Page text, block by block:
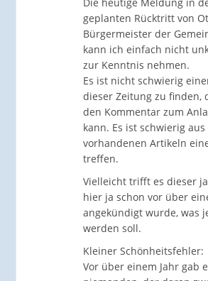
geplanten Rücktritt von
Bürgermeister der
kann ich einfach nicht
zur Kenntnis nehmen.
Es ist nicht schwierig
dieser Zeitung zu finden,
den Kommentar zum
kann. Es ist schwierig
vorhandenen Artikeln
treffen.
Vielleicht trifft es dieser
hier ja schon vor über
angekündigt wurde, was
werden soll.
Kleiner Schönheitsfehler:
Vor über einem Jahr gab